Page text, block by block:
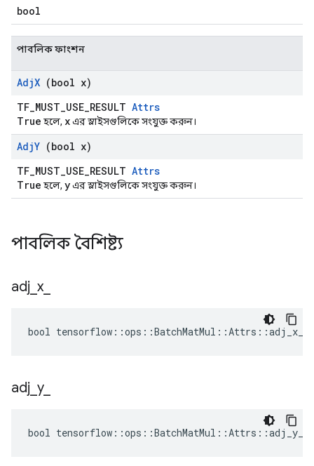
bool
পাবলিক ফাংশন
AdjX (bool x)
TF_MUST_USE_RESULT Attrs
True হলে, xএর স্লাইসগুলিকে সংযুক্ত করুন।
AdjY (bool x)
TF_MUST_USE_RESULT Attrs
True হলে, yএর স্লাইসগুলিকে সংযুক্ত করুন।
পাবলিক বৈশিষ্ট্য
adj x
bool tensorflow::ops::BatchMatMul::Attrs::adj_x_
adj y_
bool tensorflow::ops::BatchMatMul::Attrs::adj_y_